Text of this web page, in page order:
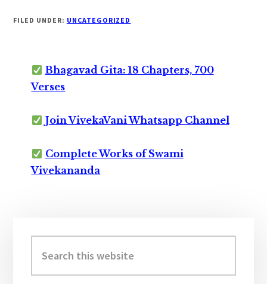
FILED UNDER: UNCATEGORIZED
Bhagavad Gita: 18 Chapters, 700
Verses
Join VivekaVani Whatsapp Channel
Complete Works of Swami
Vivekananda
Sidebar
this
website